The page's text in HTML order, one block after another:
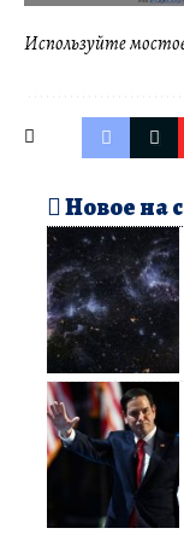
Используйте
Новое на